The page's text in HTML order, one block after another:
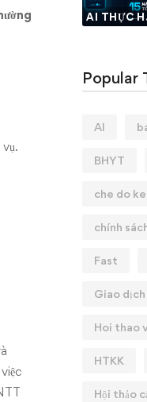
Popular
AI
BHYT
che do
chính
Fast
Giao
Hoi thao
HTKK
Hội thảo